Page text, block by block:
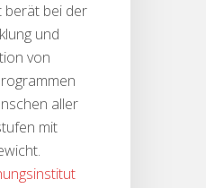
berät bei der
und
von
aller
mit